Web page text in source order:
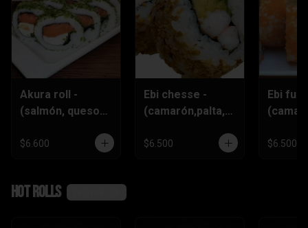
Akura roll -
(salmón, queso
,ciboulette)
$6.600
Ebi chesse -
(camarón,palta,q
$6.500
Ebi
$6.500
Hot rolls